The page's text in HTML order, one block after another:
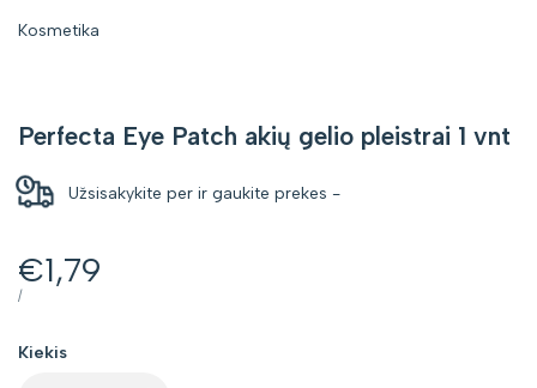
Kosmetika
Perfecta Eye Patch akių gelio pleistrai 1 vnt
Užsisakykite per ir gaukite prekes -
Kaina
su
nuolaida
€1,79
VIENETO
/PER
Kiekis